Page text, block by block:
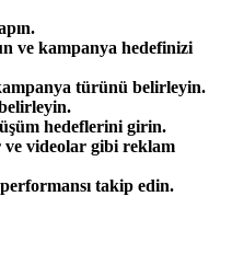
ve kampanya hedefinizi
türünü belirleyin.
hedeflerini girin.
ve videolar gibi reklam
takip edin.